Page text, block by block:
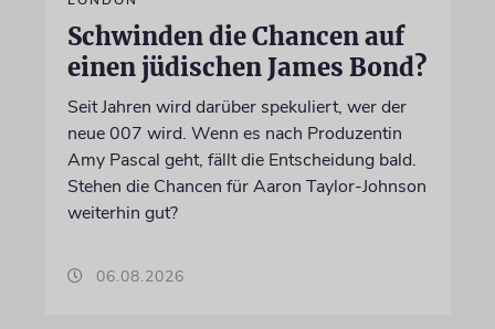
Schwinden die Chancen auf
einen jüdischen James Bond?
Seit Jahren wird darüber spekuliert, wer der
neue 007 wird. Wenn es nach Produzentin
Amy Pascal geht, fällt die Entscheidung bald.
Stehen die Chancen für Aaron Taylor-Johnson
weiterhin gut?
06.08.2026